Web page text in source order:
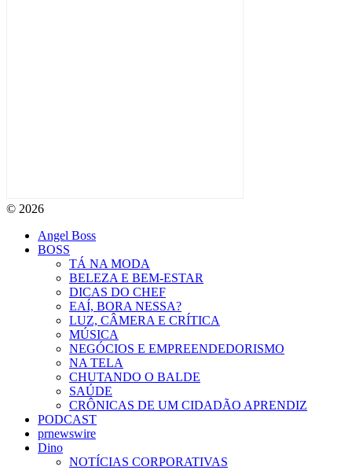
© 2026
Angel Boss
BOSS
TÁ NA MODA
BELEZA E BEM-ESTAR
DICAS DO CHEF
EAÍ, BORA NESSA?
LUZ, CÂMERA E CRÍTICA
MÚSICA
NEGÓCIOS E EMPREENDEDORISMO
NA TELA
CHUTANDO O BALDE
SAÚDE
CRÔNICAS DE UM CIDADÃO APRENDIZ
PODCAST
prnewswire
Dino
NOTÍCIAS CORPORATIVAS